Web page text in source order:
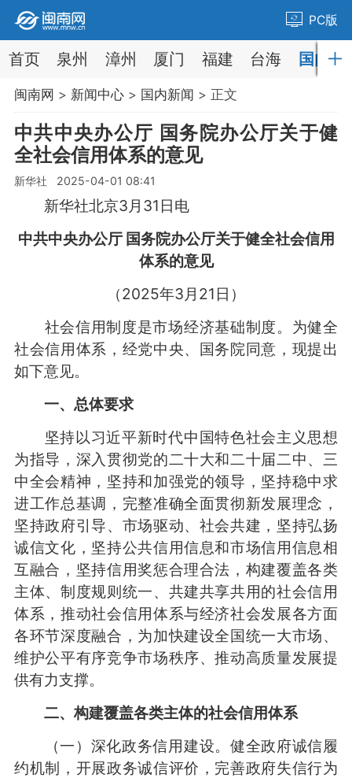
PC版
首页 泉州 漳州 厦门 福建 台海 国内
闽南网 > 新闻中心> 国内新闻 > 正文
中共中央办公厅 国务院办公厅关于健
全社会信用体系的意见
新华社 2025-04-01 08:41
新华社北京3月31日电
中共中央办公厅 国务院办公厅关于健全社会信用
体系的意见
（2025年3月21日）
社会信用制度是市场经济基础制度。为健全
社会信用体系，经党中央、国务院同意，现提出
如下意见。
一、总体要求
坚持以习近平新时代中国特色社会主义思想
为指导，深入贯彻党的二十大和二十届二中、三
中全会精神，坚持和加强党的领导，坚持稳中求
进工作总基调，完整准确全面贯彻新发展理念，
坚持政府引导、市场驱动、社会共建，坚持弘扬
诚信文化，坚持公共信用信息和市场信用信息相
互融合，坚持信用奖惩合理合法，构建覆盖各类
主体、制度规则统一、共建共享共用的社会信用
体系，推动社会信用体系与经济社会发展各方面
各环节深度融合，为加快建设全国统一大市场、
维护公平有序竞争市场秩序、推动高质量发展提
供有力支撑。
二、构建覆盖各类主体的社会信用体系
（一）深化政务信用建设。健全政府诚信履
约机制，开展政务诚信评价，完善政府失信行为